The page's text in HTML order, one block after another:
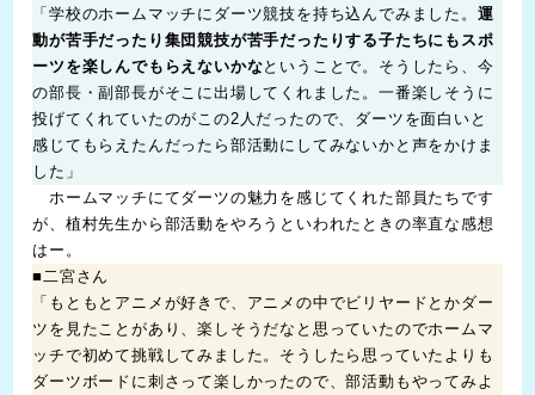
「学校のホームマッチにダーツ競技を持ち込んでみました。 運
動が苦手だったり集団競技が苦手だったりする子たちにもスポ
ーツを楽しんでもらえないかなということで。そうしたら、今
の部長・副部長がそこに出場してくれました。一番楽しそうに
投げてくれていたのがこの2人だったので、ダーツを面白いと
感じてもらえたんだったら部活動にしてみないかと声をかけま
した」
ホームマッチにてダーツの魅力を感じてくれた部員たちです
が、植村先生から部活動をやろうといわれたときの率直な感想
はー。
■二宮さん
「もともとアニメが好きで、アニメの中でビリヤードとかダー
ツを見たことがあり、楽しそうだなと思っていたのでホームマ
ッチで初めて挑戦してみました。そうしたら思っていたよりも
ダーツボードに刺さって楽しかったので、部活動もやってみよ